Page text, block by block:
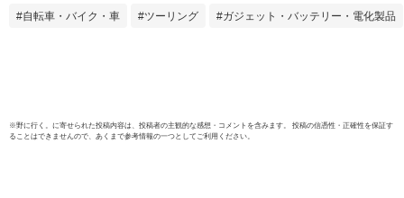
自転車・バイク・車 ツーリング ガジェット・バッテリー・電化製品
※野に行く。 に寄せられた投稿内容は、投稿者の主観的な感想・コメントを含みます。 投稿の信憑性・正確性を保証す
ることはできませんので、あくまで参考情報の一つとしてご利用ください。